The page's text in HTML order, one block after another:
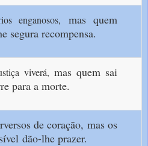
enganosos, mas quem
segura recompensa.
viverá, mas quem sai
para a morte.
de coração, mas os
dão-lhe prazer.